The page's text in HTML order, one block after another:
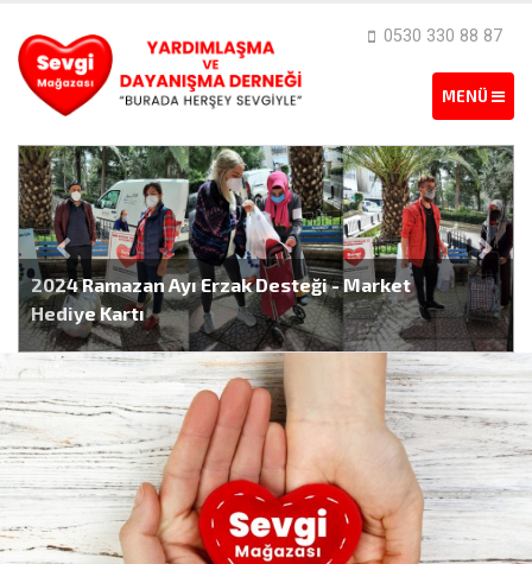
0530 330 88 87
2024 Ramazan Ayı Erzak Desteği - Market
Hediye Kartı